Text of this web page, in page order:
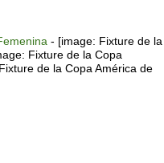
- [image: Fixture de la
Fixture de la Copa
de la Copa América de